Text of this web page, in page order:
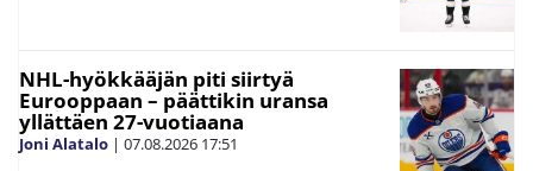
NHL-hyökkääjän piti siirtyä
Eurooppaan – päättikin uransa
yllättäen 27-vuotiaana
Joni Alatalo | 07.08.2026 17:51